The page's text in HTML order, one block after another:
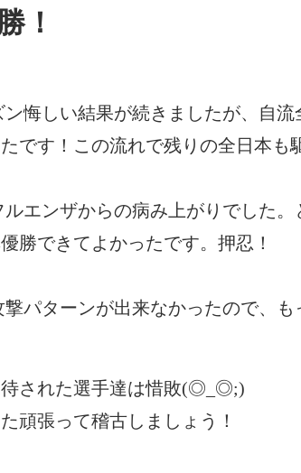
！
ン悔しい結果が続きましたが、自
です！この流れで残りの全日本も
ルエンザからの病み上がりでした
勝できてよかったです。押忍！
撃パターンが出来なかったので、
された選手達は惜敗(◎_◎;)
頑張って稽古しましょう！